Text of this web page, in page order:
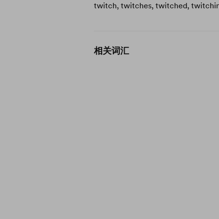
twitch, twitches, twitched,
相关词汇